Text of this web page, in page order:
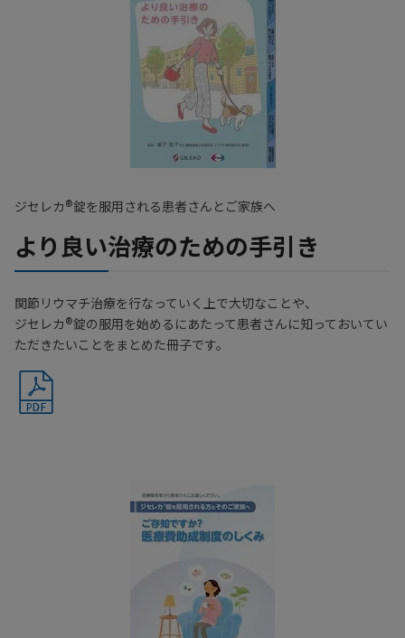
ジセレカ ®錠を服用される患者さんとご家族へ
より良い治療のための手引き
関節リウマチ治療を行なっていく上で大切なことや、
ジセレカ ®錠の服用を始めるにあたって患者さんに知っておいてい
ただきたいことをまとめた冊子です。